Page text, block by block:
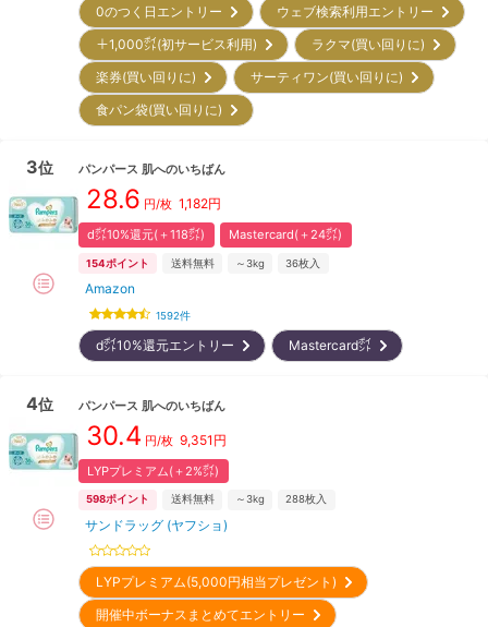
0のつく日エントリー
ウェブ検索利用エントリー
＋1,000㌽(初サービス利用)
ラクマ(買い回りに)
楽券(買い回りに)
サーティワン(買い回りに)
食パン袋(買い回りに)
3位 パンパース 肌へのいちばん
28.6 円/枚 1,182円
d㌽10%還元(＋118㌽) Mastercard(＋24㌽)
154ポイント 送料無料 ～3kg 36枚入
Amazon
1592件
d㌽10%還元エントリー Mastercard㌽
4位 パンパース 肌へのいちばん
30.4 円/枚 9,351 円
LYPプレミアム(＋2%㌽)
598ポイント 送料無料 ～3kg 288枚入
サンドラッグ (ヤフショ)
LYPプレミアム(5,000円相当プレゼント)
開催中ボーナスまとめてエントリー